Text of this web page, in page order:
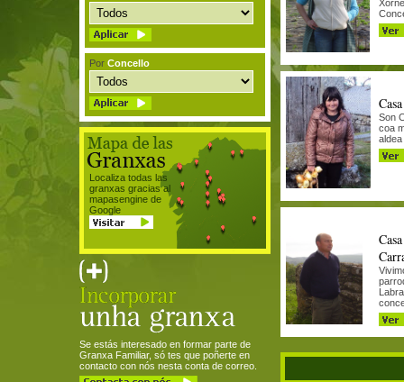
Son
coa
aldea
Por Concello
Localiza todas las
granxas gracias al
mapasengine de
Google
Se estás interesado en formar parte de
Granxa Familiar, só tes que poñerte en
contacto con nós nesta conta de correo.